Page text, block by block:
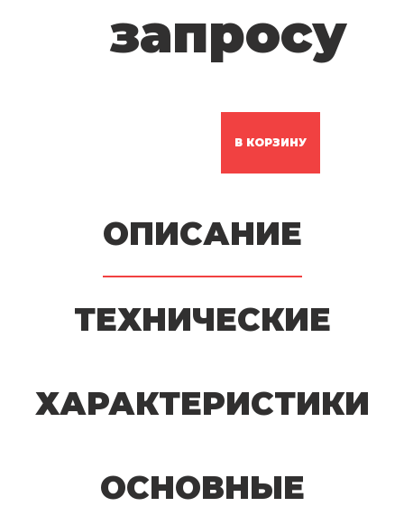
запросу
В КОРЗИНУ
ОПИСАНИЕ
ТЕХНИЧЕСКИЕ
ХАРАКТЕРИСТИКИ
ОСНОВНЫЕ